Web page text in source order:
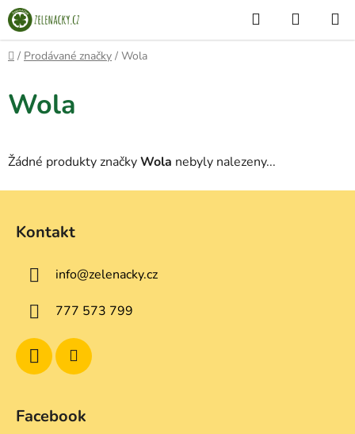
Přejít
na
obsah
Hledat
KOŠÍK
Domů
/ Prodávané značky / Wola
Wola
Žádné produkty značkyWola nebyly nalezeny...
Kontakt
info@zelenacky.cz
777 573 799
Facebook